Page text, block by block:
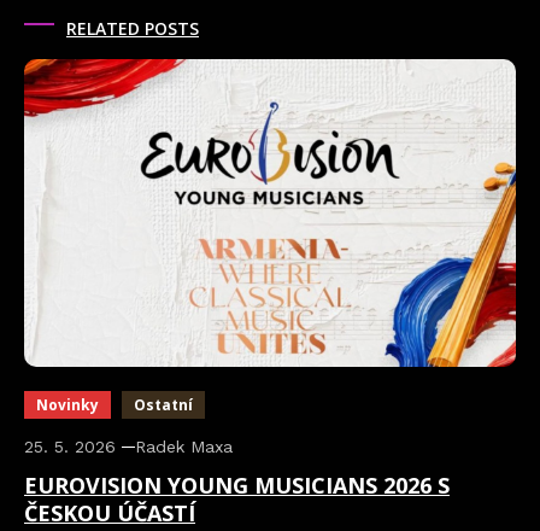
RELATED POSTS
Novinky Ostatní
25. 5. 2026 Radek Maxa
EUROVISION YOUNG MUSICIANS 2026 S
ČESKOU ÚČASTÍ